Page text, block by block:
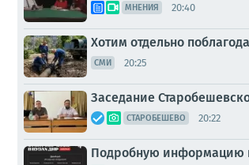
МНЕНИЯ 20:40
Хотим отдельно
СМИ 20:25
Заседание
СТАРОБЕШЕВО 20:22
Подробную информацию